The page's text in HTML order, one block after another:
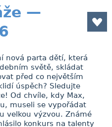
—
nová parta dětí, která
světě, skládat
před co největším
úspěch? Sledujte
Od chvíle, kdy Max,
museli se vypořádat
velkou výzvou. Známé
konkurs na talenty